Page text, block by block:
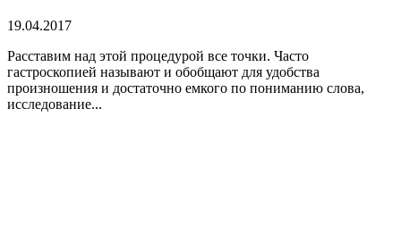
19.04.2017
Расставим над этой процедурой все точки. Часто
гастроскопией называют и обобщают для удобства
произношения и достаточно емкого по пониманию слова,
исследование...